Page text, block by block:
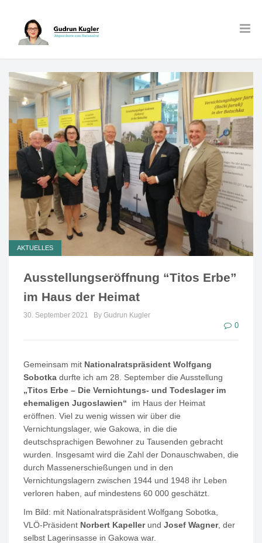
AKTUELLES
Ausstellungseröffnung “Titos Erbe”
im Haus der Heimat
30. September 2021 By Gudrun Kugler
0
Gemeinsam mit Nationalratspräsident Wolfgang
Sobotka durfte ich am 28. September die Ausstellung
„Titos Erbe – Die Vernichtungs- und Todeslager im
ehemaligen Jugoslawien“
im Haus der Heimat
eröffnen. Viel zu wenig wissen wir über die
Vernichtungslager, wie Gakowa, in die die
deutschsprachigen Bewohner zu Tausenden gebracht
wurden. Insgesamt wird die Zahl der Donauschwaben, die
durch Massenerschießungen und in den
Vernichtungslagern zwischen 1944 und 1948 ihr Leben
verloren haben, auf mindestens 60 000 geschätzt.
Im Bild: mit Nationalratspräsident Wolfgang Sobotka,
VLÖ-Präsident Norbert Kapellerund Josef Wagner, der
selbst Lagerinsasse in Gakowa war.